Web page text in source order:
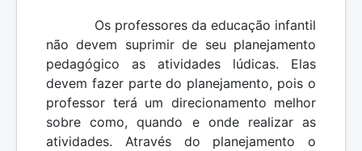
Os professores da educação infantil
não devem suprimir de seu planejamento
pedagógico as atividades lúdicas. Elas
devem fazer parte do planejamento, pois o
professor terá um direcionamento melhor
sobre como, quando e onde realizar as
atividades. Através do planejamento o